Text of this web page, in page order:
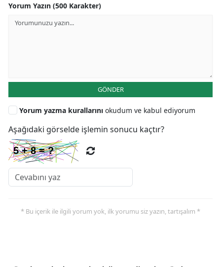
Yorum Yazın (500 Karakter)
GÖNDER
Yorum yazma kurallarını okudum ve kabul ediyorum
Aşağıdaki görselde işlemin sonucu kaçtır?
* Bu içerik ile ilgili yorum yok, ilk yorumu siz yazın, tartışalım *